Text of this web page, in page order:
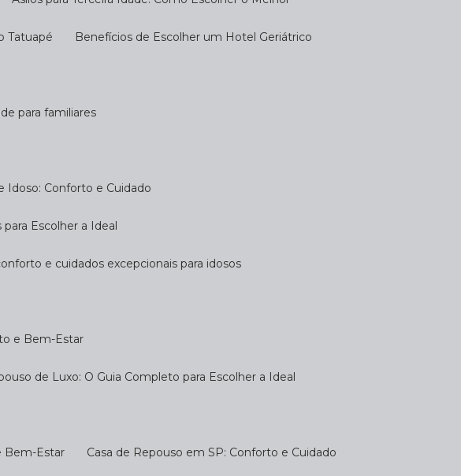
Tatuapé Benefícios de Escolher um Hotel Geriátrico
para familiares
Idoso: Conforto e Cuidado
para Escolher a Ideal
e cuidados excepcionais para idosos
e Bem-Estar
de Luxo: O Guia Completo para Escolher a Ideal
Bem-Estar Casa de Repouso em SP: Conforto e Cuidado